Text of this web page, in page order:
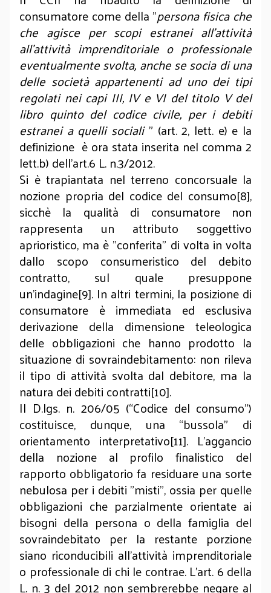
consumatore come della "persona fisica che
che agisce per scopi estranei all’attività
all'attività imprenditoriale o professionale
eventualmente svolta, anche se socia di una
delle società appartenenti ad uno dei tipi
regolati nei capi III, IV e VI del titolo V del
libro quinto del codice civile, per i debiti
estranei a quelli sociali" (art. 2, lett. e) e la
definizione è ora stata inserita nel comma 2
lett.b) dell’art.6 L. n.3/2012.
Si è trapiantata nel terreno concorsuale la
nozione propria del codice del consumo[8],
sicchè la qualità di consumatore non
rappresenta un attributo soggettivo
aprioristico, ma è "conferita" di volta in volta
dallo scopo consumeristico del debito
contratto, sul quale presuppone
un’indagine[9]. In altri termini, la posizione di
consumatore è immediata ed esclusiva
derivazione della dimensione teleologica
delle obbligazioni che hanno prodotto la
situazione di sovraindebitamento: non rileva
il tipo di attività svolta dal debitore, ma la
natura dei debiti contratti[10].
Il D.lgs. n. 206/05 (“Codice del consumo”)
costituisce, dunque, una “bussola” di
orientamento interpretativo[11]. L’aggancio
della nozione al profilo finalistico del
rapporto obbligatorio fa residuare una sorte
nebulosa per i debiti "misti", ossia per quelle
obbligazioni che parzialmente orientate ai
bisogni della persona o della famiglia del
sovraindebitato per la restante porzione
siano riconducibili all’attività imprenditoriale
o professionale di chi le contrae. L’art. 6 della
L. n. 3 del 2012 non sembrerebbe negare al